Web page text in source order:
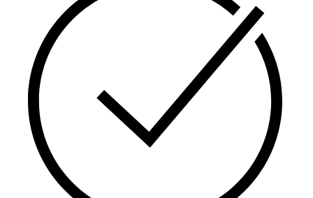
გამტარობა და დისტანციური მართვა Cloud-ის
მეშვეობით.